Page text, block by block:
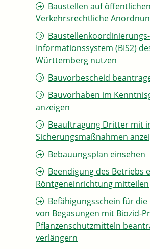
Baustellen auf
Verkehrsrechtliche
Informationssystem (BIS2)
Württemberg nutzen
Bauvorbescheid
Bauvorhaben im
anzeigen
Beauftragung Dritter mit
Sicherungsmaßnahmen
Bebauungsplan einsehen
Beendigung des Betriebs
Röntgeneinrichtung mitteilen
Befähigungsschein für
von Begasungen mit Biozid-
Pflanzenschutzmitteln
verlängern